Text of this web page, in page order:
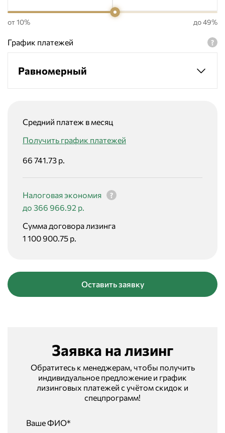
от 10% до 49%
График платежей
Равномерный
Средний платеж в месяц
Получить график платежей
66 741.73 р.
Налоговая экономия
до 366 966.92 р.
Сумма договора лизинга
1 100 900.75 р.
Оставить заявку
Заявка на лизинг
Обратитесь к менеджерам, чтобы получить
индивидуальное предложение и график
лизинговых платежей с учётом скидок и
спецпрограмм!
Ваше ФИО*